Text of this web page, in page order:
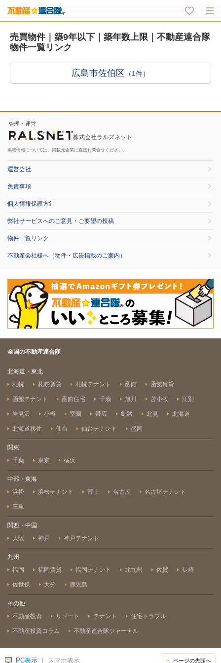
売買物件｜築9年以下｜築年数上限｜不動産連合隊
物件一覧リンク
広島市佐伯区 （1件）
管理・運営
株式会社ラルズネット
掲載情報については、掲載元企業に直接お問合せください。
運営会社
免責事項
個人情報保護方針
弊社サービスへのご意見・ご要望の投稿
物件一覧リンク
不動産会社様へ（物件・広告掲載のご案内）
全国の不動産連合隊
北海道・東北
札幌
札幌賃貸 札幌テナント 函館 函館賃貸
函館テナント 函館住宅 千歳 旭川 苫小牧 江別
岩見沢 小樽 室蘭 帯広 釧路 北見 北海道
北海道移住 仙台 仙台テナント 盛岡
関東
千葉
東京 横浜
中部・東海
浜松
浜松テナント 富士 名古屋 名古屋テナント
三重
関西・中国
大阪
神戸 神戸テナント
九州
福岡
福岡賃貸 福岡テナント 北九州 佐賀 長崎
佐世保 大分 鹿児島
その他
不動産投資
リゾート テナント 住宅トラブル
不動産投資コラム 不動産連合隊ジャーナル
PC表示 ｜ スマホ表示 ページの先頭へ